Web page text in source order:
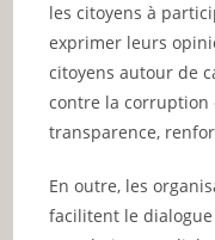
les citoyens à
exprimer leurs
citoyens autour de
contre la corruption
transparence,
En outre, les
facilitent le